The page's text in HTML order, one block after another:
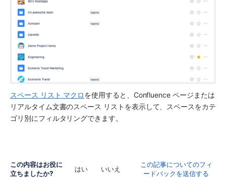
スペース リスト マクロを使用すると、Confluence ページまたは
リアルタイム文書のスペース リストを表示して、スペースをカテ
ゴリ別にフィルタリングできます。
この内容はお役に
立ちましたか?
はい いいえ
この記事についてのフィ
ードバックを送信する